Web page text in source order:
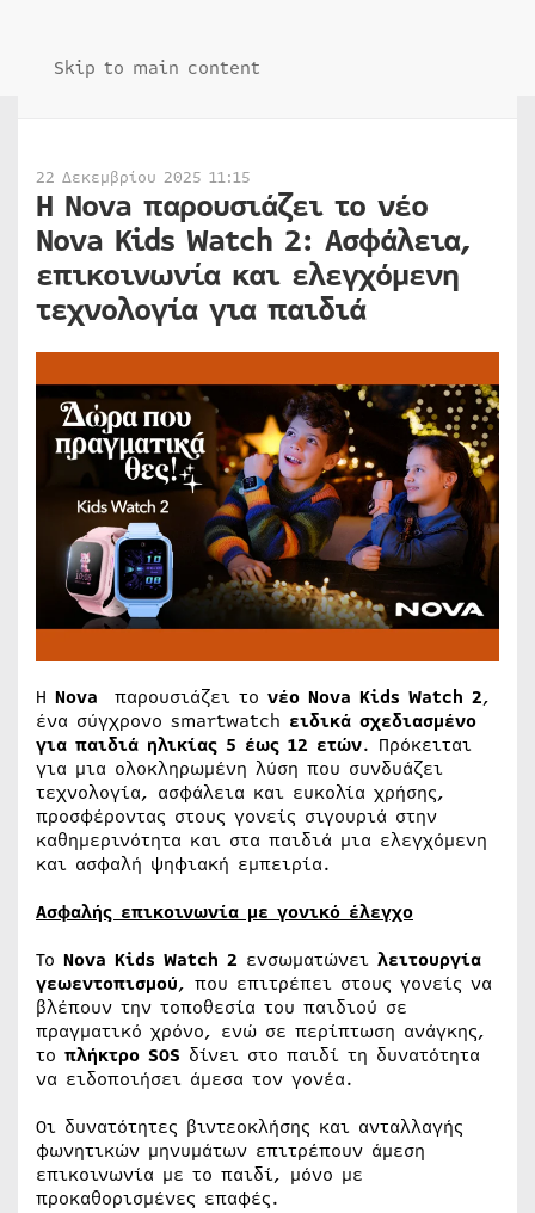
Skip to main content
22 Δεκεμβρίου 2025 11:15
Η Nova παρουσιάζει το νέο
Nova Kids Watch 2: Ασφάλεια,
επικοινωνία και ελεγχόμενη
τεχνολογία για παιδιά
Η Nova παρουσιάζει το νέο Nova Kids Watch 2,
ένα σύγχρονο smartwatch ειδικά σχεδιασμένο
για παιδιά ηλικίας 5 έως 12 ετών. Πρόκειται
για μια ολοκληρωμένη λύση που συνδυάζει
τεχνολογία, ασφάλεια και ευκολία χρήσης,
προσφέροντας στους γονείς σιγουριά στην
καθημερινότητα και στα παιδιά μια ελεγχόμενη
και ασφαλή ψηφιακή εμπειρία.
Ασφαλής επικοινωνία με γονικό έλεγχο
Το Nova Kids Watch 2 ενσωματώνει λειτουργία
γεωεντοπισμού, που επιτρέπει στους γονείς να
βλέπουν την τοποθεσία του παιδιού σε
πραγματικό χρόνο, ενώ σε περίπτωση ανάγκης,
το πλήκτρο SOS δίνει στο παιδί τη δυνατότητα
να ειδοποιήσει άμεσα τον γονέα.
Οι δυνατότητες βιντεοκλήσης και ανταλλαγής
φωνητικών μηνυμάτων επιτρέπουν άμεση
επικοινωνία με το παιδί, μόνο με
προκαθορισμένες επαφές.